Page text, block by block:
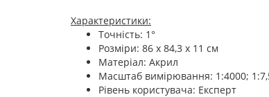
Характеристики:
Точність: 1°
Розміри: 86 х 84,3 х 11 см
Матеріал: Акрил
Масштаб вимірювання: 1:4000;
Рівень користувача: Експерт